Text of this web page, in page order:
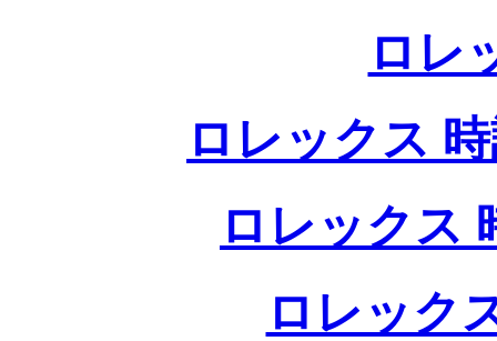
ロレ
ロレックス
ロレックス
ロレック